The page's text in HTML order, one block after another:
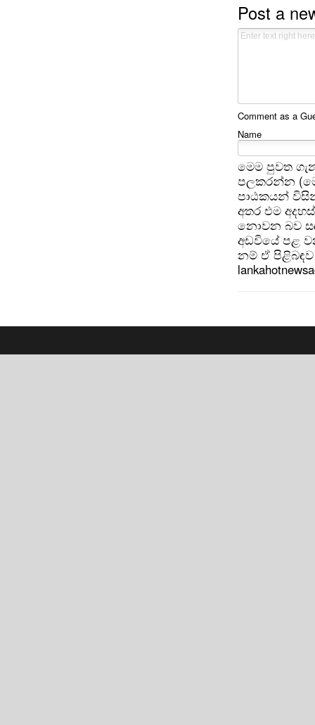
Post a
Comment as a
Name
මෙම පුවත
පලකරන්න
පාඨකයන්
අතර එම
නොවන බව
අඩවියේ පළ
නම් ඒ පිළිබඳව